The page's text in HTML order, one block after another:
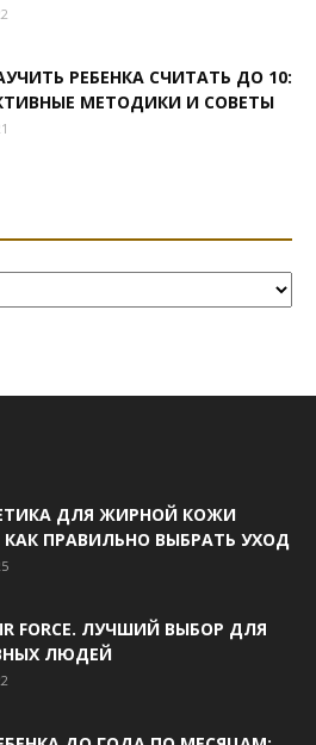
РЕБЕНКА СЧИТАТЬ ДО 10:
МЕТОДИКИ И СОВЕТЫ
ДЛЯ ЖИРНОЙ КОЖИ
ПРАВИЛЬНО ВЫБРАТЬ УХОД
FORCE. ЛУЧШИЙ ВЫБОР ДЛЯ
ЛЮДЕЙ